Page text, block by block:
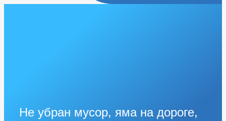
Не убран мусор, яма на дороге,